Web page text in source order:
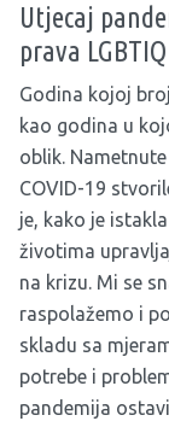
Utjecaj
prava
Godina kojoj
kao godina u
oblik.
COVID-19
je, kako je
životima
na krizu. Mi se
raspolažemo i
skladu sa
potrebe i
pandemija